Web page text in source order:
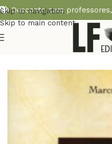
Skip to navigation
Skip to main content
Desconto para professores,
Início